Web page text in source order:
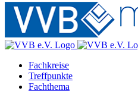
Fachkreise
Treffpunkte
Fachthema